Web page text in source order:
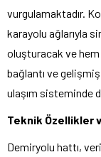
vurgulamaktadır.
karayolu ağlarıyla
oluşturacak ve
bağlantı ve
ulaşım sisteminde
Teknik Özellikler
Demiryolu hattı,